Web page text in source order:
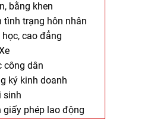
bằng khen
tình trạng hôn nhân
cao đẳng
công dân
ký kinh doanh
sinh
giấy phép lao động